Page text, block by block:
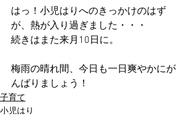
はっ！小児はりへのきっかけのはず
が、熱が入り過ぎました・・・
続きはまた来月10日に。
梅雨の晴れ間、今日も一日爽やかにが
んばりましょう！
子育て
小児はり